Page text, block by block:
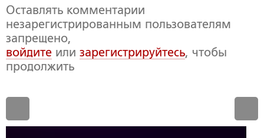
Оставлять комментарии
незарегистрированным пользователям
запрещено,
войдите или зарегистрируйтесь, чтобы
продолжить